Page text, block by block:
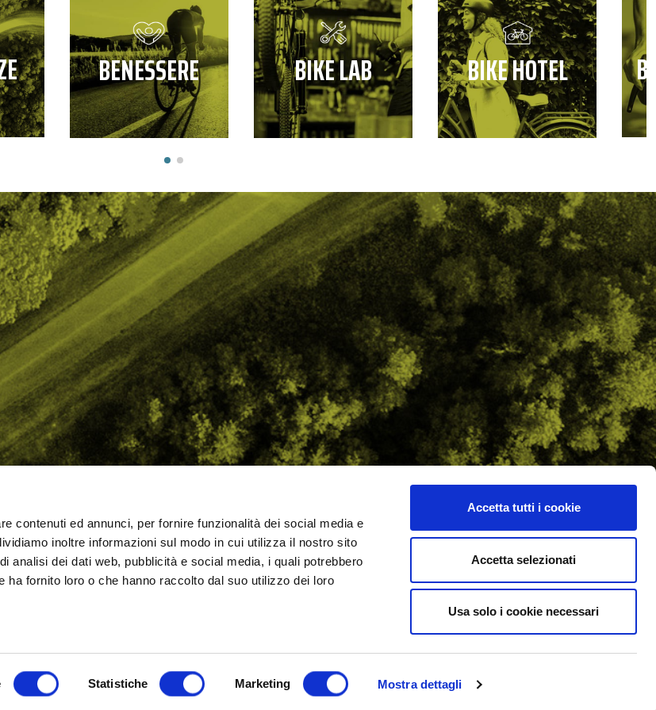
contenuti ed annunci, per fornire funzionalità dei social media e
inoltre informazioni sul modo in cui utilizza il nostro sito
analisi dei dati web, pubblicità e social media, i quali potrebbero
ha fornito loro o che hanno raccolto dal suo utilizzo dei loro
Statistiche Marketing Mostra dettagli
Accetta tutti i cookie
Accetta selezionati
Usa solo i cookie necessari
BENESSERE BIKE LAB BIKE HOTEL
STRADA
GRAVEL
URBAN
PROPOSTE
ESPERIENZE
BENESSERE
BIKE LAB
BIKE HOTEL
BIKE ECONOMY
Chilometro 162 srl
bici.PRO
Cookie Policy Privacy Policy